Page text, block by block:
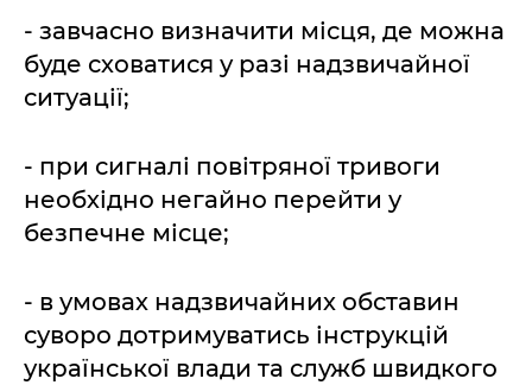
- завчасно визначити місця, де можна
буде сховатися у разі надзвичайної
ситуації;
- при сигналі повітряної тривоги
необхідно негайно перейти у
безпечне місце;
- в умовах надзвичайних обставин
суворо дотримуватись інструкцій
української влади та служб швидкого